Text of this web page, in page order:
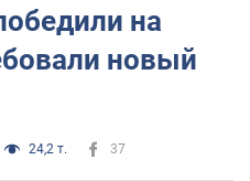
на
новый
24,2 т. 37